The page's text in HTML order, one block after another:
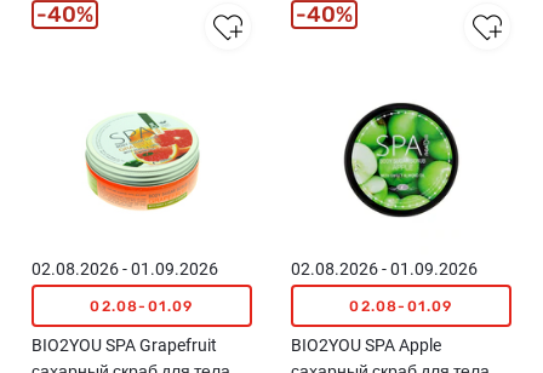
02.08.2026 - 01.09.2026
02.08-01.09
BIO2YOU SPA Grapefruit
40%
02.08.2026 - 01.09.2026
02.08-01.09
BIO2YOU SPA Apple
40%